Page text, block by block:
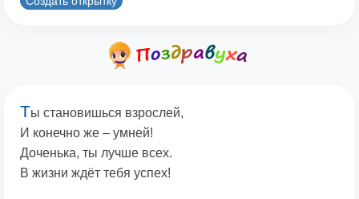
Ты становишься взрослей,
И конечно же – умней!
Доченька, ты лучше всех.
В жизни ждёт тебя успех!